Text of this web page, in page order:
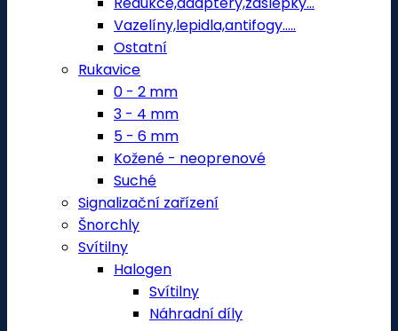
Vazelíny,lepidla,antifogy.....
Ostatní
Rukavice
0 - 2 mm
3 - 4 mm
5 - 6 mm
Kožené - neoprenové
Suché
Signalizační zařízení
Šnorchly
Svítilny
Halogen
Svítilny
Náhradní díly